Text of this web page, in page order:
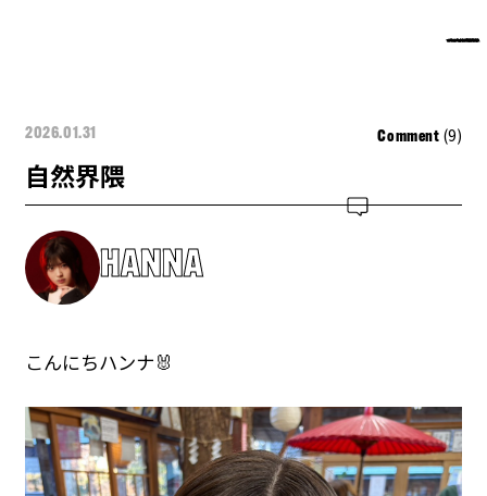
2026.01.31 Comment (9)
自然界隈
HANNA
こんにちハンナ🐰